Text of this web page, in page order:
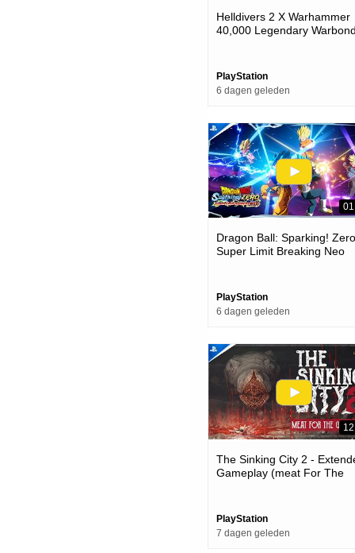
Helldivers 2 X Warhammer
40,000 Legendary
PlayStation
6 dagen geleden
Dragon Ball: Sparking!
Super Limit Breaking Neo
PlayStation
6 dagen geleden
The Sinking City 2 -
Gameplay (meat For The
PlayStation
7 dagen geleden